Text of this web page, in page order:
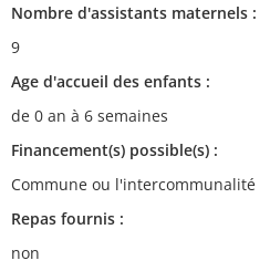
Nombre d'assistants maternels :
9
Age d'accueil des enfants :
de 0 an à 6 semaines
Financement(s) possible(s) :
Commune ou l'intercommunalité
Repas fournis :
non